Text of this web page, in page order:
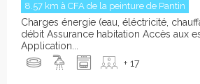
8.57 km à CFA de la peinture de Pantin
Charges énergie (eau, éléctricité,
débit Assurance habitation Accès aux
Application...
+ 17